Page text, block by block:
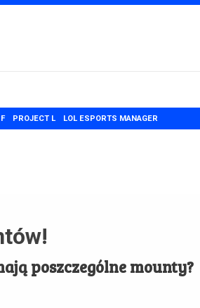
PROJECT L LOL ESPORTS MANAGER
poszczególne mounty?